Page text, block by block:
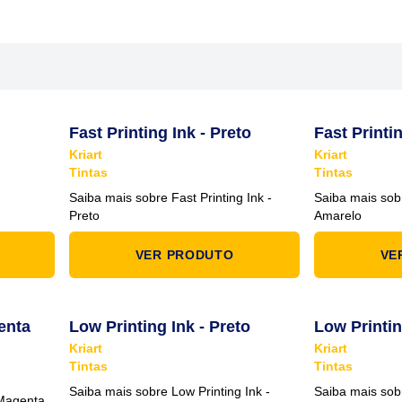
Fast Printing Ink - Preto
Kriart
Tintas
Saiba mais sobre Fast Printing Ink -
Preto
VER PRODUTO
Fast
Kriart
Tintas
Saiba mais
Amarelo
Low Printing Ink - Preto
Kriart
Tintas
Saiba mais sobre Low Printing Ink -
Low
Kriart
Tintas
Saiba mais